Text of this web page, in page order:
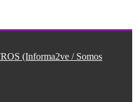
(Informa2ve / Somos